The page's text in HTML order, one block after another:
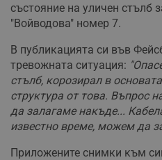
състояние на уличен стълб
"Войводова" номер 7.
В публикацията си във
тревожната ситуация:
стълб, корозирал в
структура от това. Въпрос
да залагаме накъде...
известно време, можем да
Приложените снимки към